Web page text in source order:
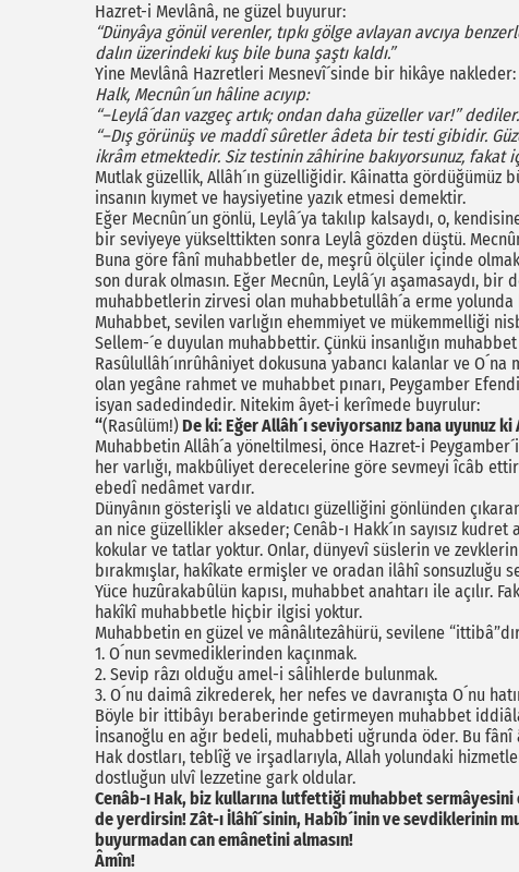
Hazret-i Mevlânâ, ne güzel buyurur:
“Dünyâya gönül verenler, tıpkı gölge avlayan avcıya
dalın üzerindeki kuş bile buna şaştı kaldı.”
Yine Mevlânâ Hazretleri Mesnevî´sinde bir hikâye nakleder:
Halk, Mecnûn´un hâline acıyıp:
“–Leylâ´dan vazgeç artık; ondan daha güzel­ler var!”
“–Dış görünüş ve maddî sûretler âdeta bir testi gibidir.
ikrâm etmektedir. Siz testinin zâhirine bakıyorsunuz, fakat
Mutlak güzellik, Allâh´ın güzelliğidir. Kâinatta gördüğümüz
insanın kıymet ve haysiyetine yazık etmesi demektir.
Eğer Mecnûn´un gönlü, Leylâ´ya takılıp kalsaydı, o,
bir seviyeye yükselttikten sonra Leylâ gözden düştü.
Buna göre fânî muhabbetler de, meşrû ölçüler içinde
son durak olmasın. Eğer Mecnûn, Leylâ´yı aşamasaydı,
muhabbetlerin zirvesi olan muhabbetullâh´a erme
Muhabbet, sevilen varlığın ehemmiyet ve mükemmelliği
Sellem-´e duyulan muhabbettir. Çünkü insanlığın
Rasûlullâh´ınrûhâniyet dokusuna yabancı kalanlar ve
olan yegâne rahmet ve muhabbet pınarı, Peygamber
isyan sadedindedir. Nitekim âyet-i kerîmede buyrulur:
“(Rasûlüm!)De ki: Eğer Allâh´ı seviyorsanız bana uyunuz
Muhabbetin Allâh´a yöneltilmesi, önce Hazret-i
her varlığı, makbûliyet derecelerine göre sevmeyi îcâb
ebedî nedâmet vardır.
Dünyânın gösterişli ve aldatıcı güzelliğini gönlünden
an nice güzellikler akseder; Cenâb-ı Hakk´ın sayısız
kokular ve tatlar yoktur. Onlar, dünyevî süslerin ve
bırakmışlar, hakîkate ermişler ve oradan ilâhî sonsuzluğu
Yüce huzûrakabûlün kapısı, muhabbet anahtarı ile açılır.
hakîkî muhabbetle hiçbir ilgisi yoktur.
Muhabbetin en güzel ve mânâlıtezâhürü, sevilene
1. O´nun sevmediklerinden kaçınmak.
2. Sevip râzı olduğu amel-i sâlihlerde bulunmak.
3. O´nu daimâ zikrederek, her nefes ve davranışta O´nu
Böyle bir ittibâyı beraberinde getirmeyen muhabbet
İnsanoğlu en ağır bedeli, muhabbeti uğrunda öder. Bu
Hak dostları, teblîğ ve irşadlarıyla, Allah yolundaki
dostluğun ulvî lezzetine gark oldular.
Cenâb-ı Hak, biz kullarına lutfettiği muhabbet
de yerdirsin! Zât-ı İlâhî´sinin, Habîb´inin ve sevdiklerinin
buyurmadan can emânetini almasın!
Âmîn!